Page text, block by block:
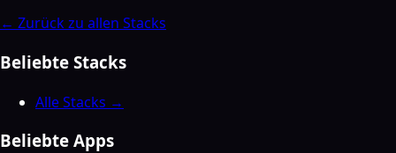
← Zurück zu allen Stacks
Beliebte Stacks
Alle Stacks →
Beliebte Apps